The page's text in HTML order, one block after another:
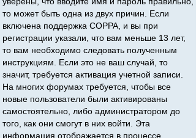
то может быть одна из двух причин. Если
включена поддержка COPPA, и вы при
регистрации указали, что вам меньше 13 лет,
то вам необходимо следовать полученным
инструкциям. Если это не ваш случай, то
значит, требуется активация учетной записи.
На многих форумах требуется, чтобы все
новые пользователи были активированы
самостоятельно, либо администратором до
того, как они смогут в них войти. Эта
информация отображается в процессе